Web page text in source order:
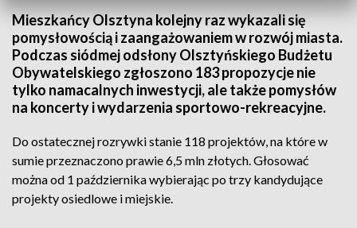
Mieszkańcy Olsztyna kolejny raz wykazali się
pomysłowością i zaangażowaniem w rozwój miasta.
Podczas siódmej odsłony Olsztyńskiego Budżetu
Obywatelskiego zgłoszono 183 propozycje nie
tylko namacalnych inwestycji, ale także pomysłów
na koncerty i wydarzenia sportowo-rekreacyjne.
Do ostatecznej rozrywki stanie 118 projektów, na które w
sumie przeznaczono prawie 6,5 mln złotych. Głosować
można od 1 października wybierając po trzy kandydujące
projekty osiedlowe i miejskie.